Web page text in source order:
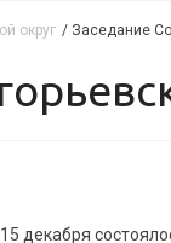
округ / Заседание
15 декабря